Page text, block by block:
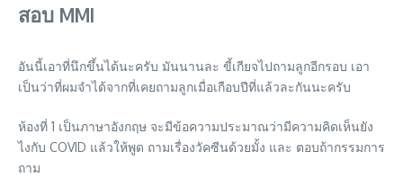
สอบ MMI
อันนี้เอาที่นึกขึ้นได้นะครับ มันนานละ ขี้เกียจไปถามลูกอีกรอบ เอา
เป็นว่าที่ผมจำได้จากที่เคยถามลูกเมื่อเกือบปีที่แล้วละกันนะครับ
ห้องที่ 1 เป็นภาษาอังกฤษ จะมีข้อความประมาณว่ามีความคิดเห็นยัง
ไงกับ COVID แล้วให้พูด ถามเรื่องวัคซีนด้วยมั้ง และ ตอบถ้ากรรมการ
ถาม